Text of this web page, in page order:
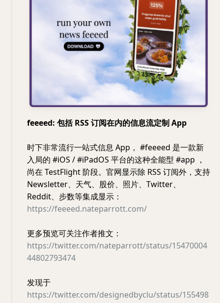
feeeed: 包括 RSS 订阅在内的信息流定制 App
时下非常流行一站式信息 App， #feeeed 是一款新
入局的 #iOS / #iPadOS 平台的这种全能型 #app ，
尚在 TestFlight 阶段。官网显示除 RSS 订阅外，支持
Newsletter、天气、股价、照片、Twitter、
Reddit、步数等集成显示：
https://feeeed.nateparrott.com/
更多预览可关注作者推文：
https://twitter.com/nateparrott/status/15470004
44802793474
发现于
https://twitter.com/designedbyclu/status/155498